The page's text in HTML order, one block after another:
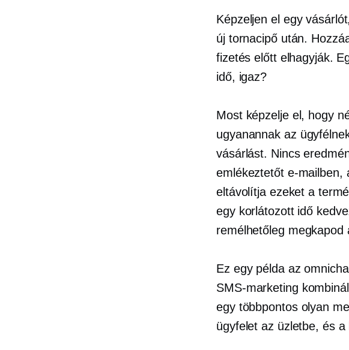
Képzeljen el egy
új tornacipő után.
fizetés előtt elhagyják.
idő, igaz?
Most képzelje el, hogy
ugyanannak az
vásárlást. Nincs
emlékeztetőt e-mailben,
eltávolítja ezeket a
egy korlátozott idő
remélhetőleg megkapod
Ez egy példa az
SMS-marketing
egy többpontosolyan
ügyfelet az üzletbe, és